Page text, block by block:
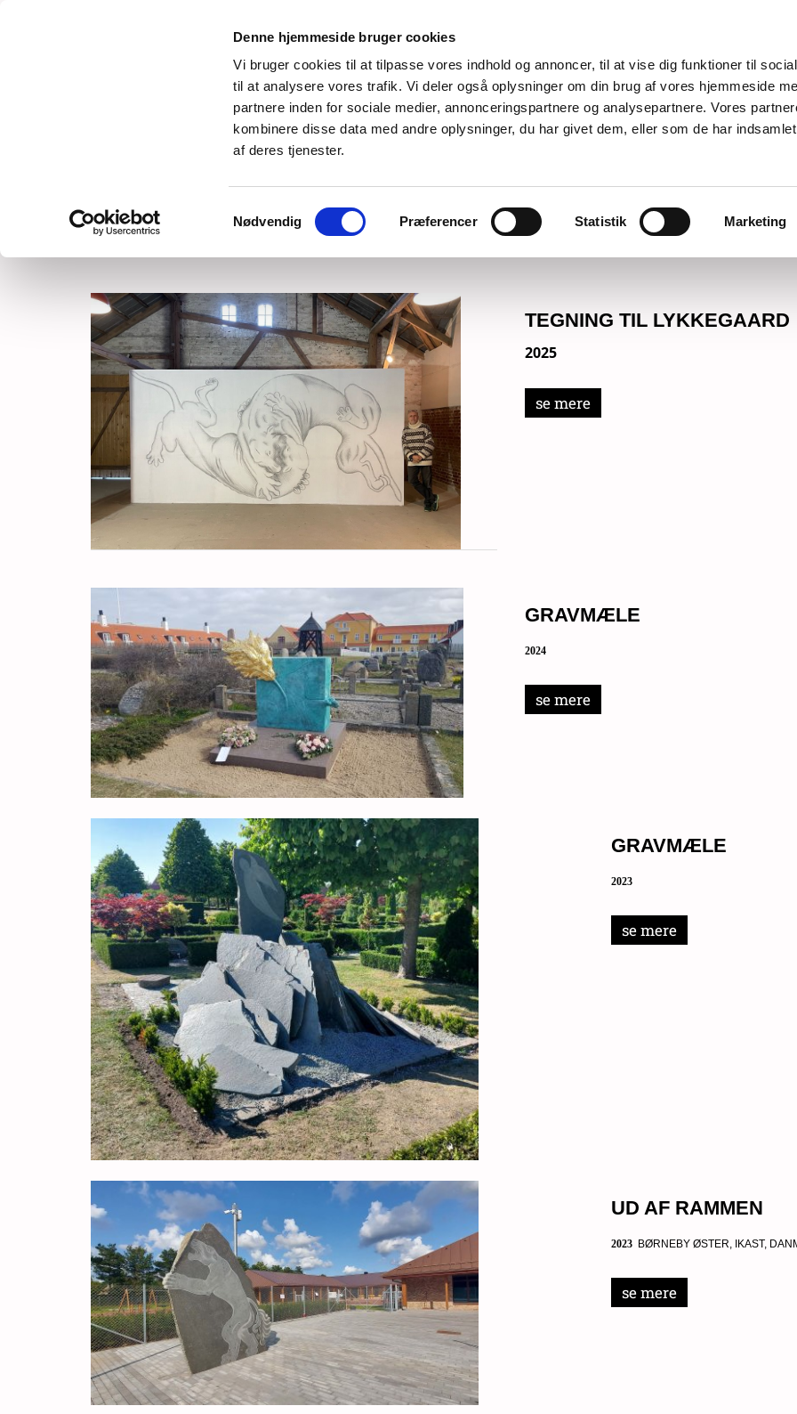
Denne hjemmeside bruger cookies
Vi bruger cookies til at tilpasse vores indhold og annoncer, til at vise dig funktioner til
til at analysere vores trafik. Vi deler også oplysninger om din brug af vores hjemmeside
partnere inden for sociale medier, annonceringspartnere og analysepartnere. Vores
kombinere disse data med andre oplysninger, du har givet dem, eller som de har
af deres tjenester.
Nødvendig Præferencer Statistik Marketing
CLAUS ØRNTOFT VÆRKER
VÆRKER I OFFENTLIGT RUM
TEGNING TIL LYKKEGAARD
2025
se mere
GRAVMÆLE
2024
se mere
GRAVMÆLE
2023
se mere
UD AF RAMMEN
2023 BØRNEBY ØSTER, IKAST,
se mere